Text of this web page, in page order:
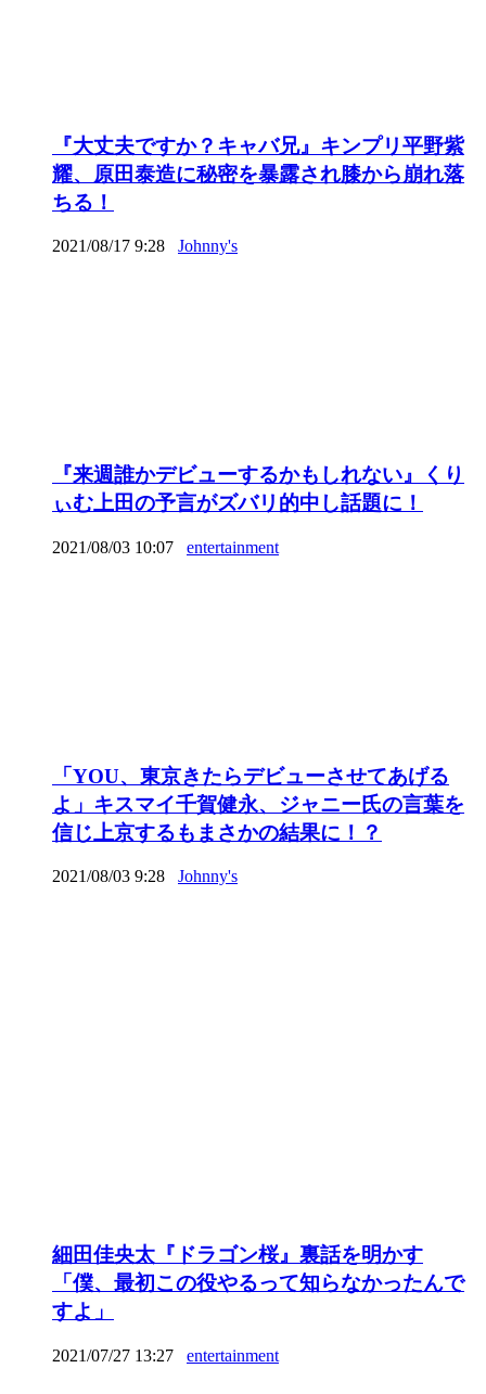
『大丈夫ですか？キャバ兄』キンプリ平野紫
耀、原田泰造に秘密を暴露され膝から崩れ落
ちる！
2021/08/17 9:28 Johnny's
『来週誰かデビューするかもしれない』くり
ぃむ上田の予言がズバリ的中し話題に！
2021/08/03 10:07 entertainment
「YOU、東京きたらデビューさせてあげる
よ」キスマイ千賀健永、ジャニー氏の言葉を
信じ上京するもまさかの結果に！？
2021/08/03 9:28 Johnny's
細田佳央太『ドラゴン桜』裏話を明かす
「僕、最初この役やるって知らなかったんで
すよ」
2021/07/27 13:27 entertainment